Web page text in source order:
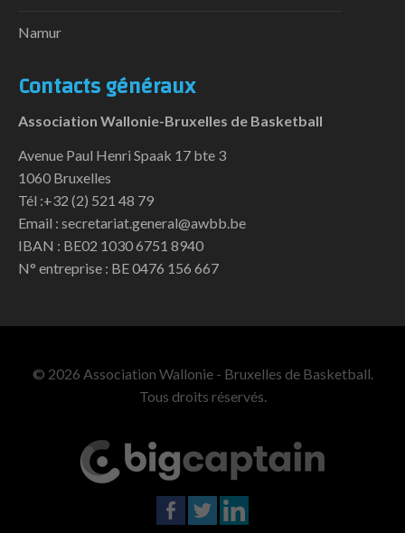
Namur
Contacts généraux
Association Wallonie-Bruxelles de Basketball
Avenue Paul Henri Spaak 17 bte 3
1060 Bruxelles
Tél :+32 (2) 521 48 79
Email : secretariat.general@awbb.be
IBAN : BE02 1030 6751 8940
N° entreprise : BE 0476 156 667
© 2026 Association Wallonie - Bruxelles de Basketball.
Tous droits réservés.